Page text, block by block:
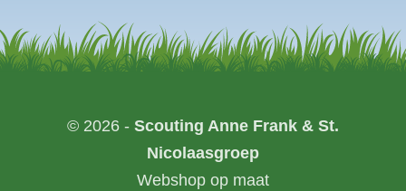
© 2026 - Scouting Anne Frank & St.
Nicolaasgroep
Webshop op maat